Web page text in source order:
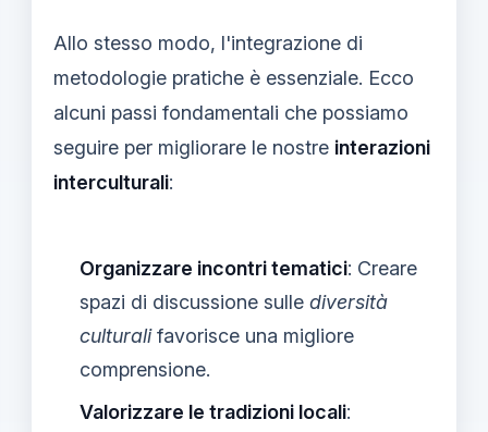
Allo stesso modo, l'integrazione di
metodologie pratiche è essenziale. Ecco
alcuni passi fondamentali che possiamo
seguire per migliorare le nostre interazioni
interculturali:
Organizzare incontri tematici: Creare
spazi di discussione sulle diversità
culturalifavorisce una migliore
comprensione.
Valorizzare le tradizioni locali: